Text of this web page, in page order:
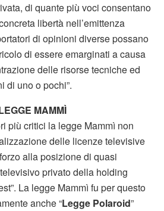
di quante più voci consentano
libertà nell’emittenza
di opinioni diverse possano
di essere emarginati a causa
delle risorse tecniche ed
di uno o pochi”.
MAMMÌ
più critici la legge Mammì non
delle licenze televisive
alla posizione di quasi
privato della holding
La legge Mammì fu per questo
anche “Legge Polaroid”